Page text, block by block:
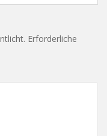
Erforderliche